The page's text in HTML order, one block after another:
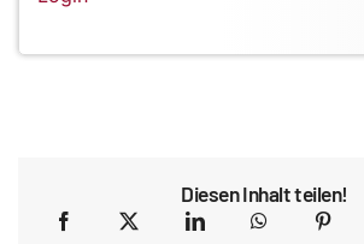
Diesen Inhalt teilen!